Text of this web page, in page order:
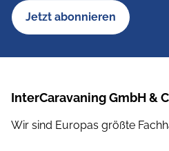
Jetzt abonnieren
InterCaravaning GmbH &
Wir sind Europas größte